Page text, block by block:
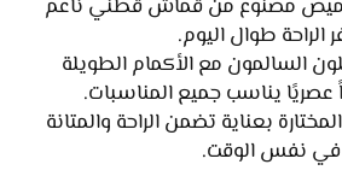
مصنوع من قماش قطني ناعم
الراحة طوال اليوم.
السالمون مع الأكمام الطويلة
يناسب جميع المناسبات.
بعناية تضمن الراحة والمتانة
في نفس الوقت.